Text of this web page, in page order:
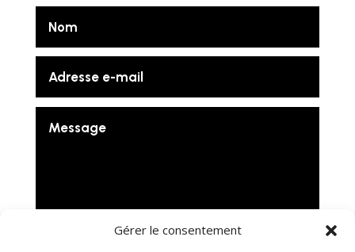
Gérer le consentement